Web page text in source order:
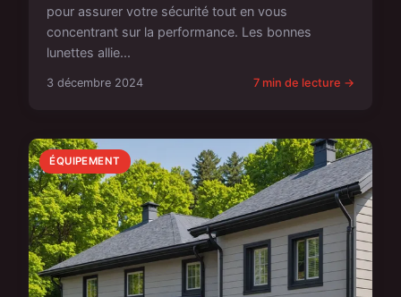
pour assurer votre sécurité tout en vous
concentrant sur la performance. Les bonnes
lunettes allie...
3 décembre 2024 7 min de lecture →
ÉQUIPEMENT